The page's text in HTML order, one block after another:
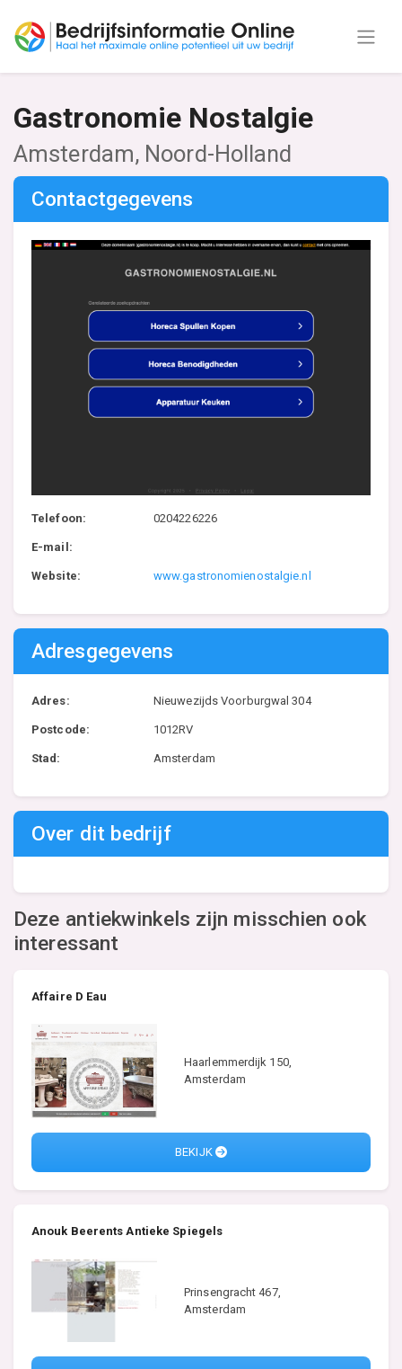
Gastronomie Nostalgie
Amsterdam, Noord-Holland
Contactgegevens
Telefoon: 0204226226
E-mail:
Website: www.gastronomienostalgie.nl
Adresgegevens
Adres: Nieuwezijds Voorburgwal 304
Postcode: 1012RV
Stad: Amsterdam
Over dit bedrijf
Deze antiekwinkels zijn misschien ook
interessant
Affaire D Eau
Haarlemmerdijk 150,
Amsterdam
BEKIJK
Anouk Beerents Antieke Spiegels
Prinsengracht 467,
Amsterdam